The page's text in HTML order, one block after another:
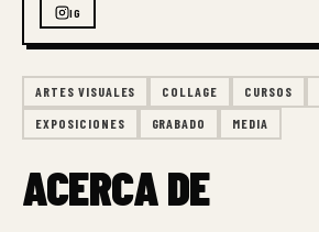
ARTES VISUALES COLLAGE CURSOS
EXPOSICIONES GRABADO MEDIA
ACERCA DE
IG